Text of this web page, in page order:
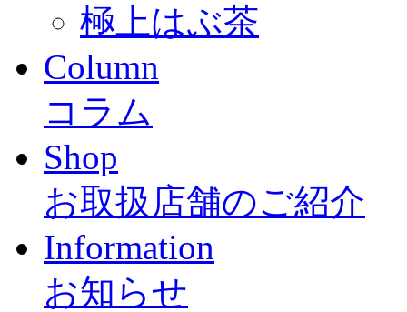
極上はぶ茶
Column
コラム
Shop
お取扱店舗のご紹介
Information
お知らせ